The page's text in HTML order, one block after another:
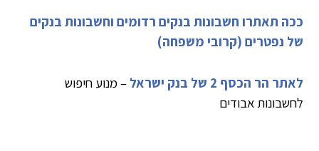
ככה תאתרו חשבונות בנקים רדומים וחשבונות בנקים
של נפטרים (קרובי משפחה)
לאתר הר הכסף 2 של בנק ישראל
– מנוע חיפוש
לחשבונות אבודים